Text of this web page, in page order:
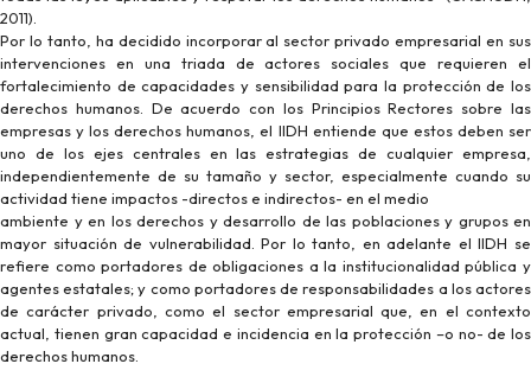
2011).
Por lo tanto, ha decidido incorporar al sector privado empresarial en sus
intervenciones en una triada de actores sociales que requieren el
fortalecimiento de capacidades y sensibilidad para la protección de los
derechos humanos. De acuerdo con los Principios Rectores sobre las
empresas y los derechos humanos, el IIDH entiende que estos deben ser
uno de los ejes centrales en las estrategias de cualquier empresa,
independientemente de su tamaño y sector, especialmente cuando su
actividad tiene impactos -directos e indirectos- en el medio
ambiente y en los derechos y desarrollo de las poblaciones y grupos en
mayor situación de vulnerabilidad. Por lo tanto, en adelante el IIDH se
refiere como portadores de obligaciones a la institucionalidad pública y
agentes estatales; y como portadores de responsabilidades a los actores
de carácter privado, como el sector empresarial que, en el contexto
actual, tienen gran capacidad e incidencia en la protección –o no- de los
derechos humanos.